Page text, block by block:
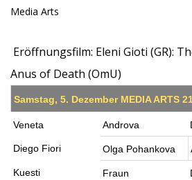
Media Arts
Eröffnungsfilm: Eleni Gioti (GR):
Anus of Death (OmU)
Samstag, 5. Dezember MEDIA ARTS
Veneta Androva
Diego Fiori Olga Pohankova
Kuesti Fraun